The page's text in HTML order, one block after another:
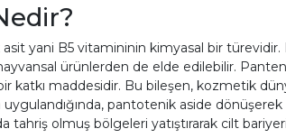
yani B5 vitamininin kimyasal bir türevidir.
ürünlerden de elde edilebilir.
katkı maddesidir. Bu bileşen, kozmetik
uygulandığında, pantotenik aside
tahriş olmuş bölgeleri yatıştırarak cilt